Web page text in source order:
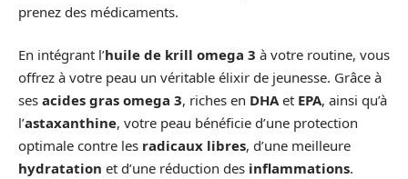
prenez des médicaments.
En intégrant l’huile de krill omega 3 à votre routine, vous
offrez à votre peau un véritable élixir de jeunesse. Grâce à
ses acides gras omega 3, riches en DHAet EPA, ainsi qu’à
l’astaxanthine, votre peau bénéficie d’une protection
optimale contre les radicaux libres, d’une meilleure
hydratation et d’une réduction des inflammations.